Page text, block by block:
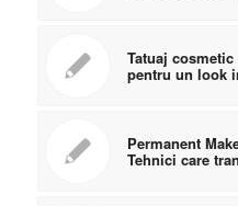
Tatuaj
pentru un look
Permanent
Tehnici care